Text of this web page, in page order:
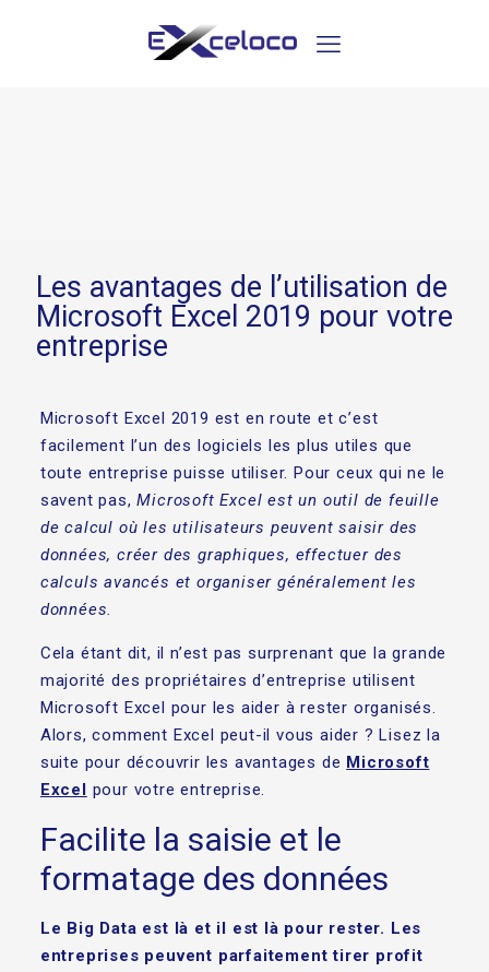
Les avantages de l’utilisation de
Microsoft Excel 2019 pour votre
entreprise
Microsoft Excel 2019 est en route et c’est
facilement l’un des logiciels les plus utiles que
toute entreprise puisse utiliser. Pour ceux qui ne le
savent pas,Microsoft Excel est un outil de feuille
de calcul où les utilisateurs peuvent saisir des
données, créer des graphiques, effectuer des
calculs avancés et organiser généralement les
données.
Cela étant dit, il n’est pas surprenant que la grande
majorité des propriétaires d’entreprise utilisent
Microsoft Excel pour les aider à rester organisés.
Alors, comment Excel peut-il vous aider ? Lisez la
suite pour découvrir les avantages de Microsoft
Excel pour votre entreprise.
Facilite la saisie et le
formatage des données
Le Big Data est là et il est là pour rester. Les
entreprises peuvent parfaitement tirer profit